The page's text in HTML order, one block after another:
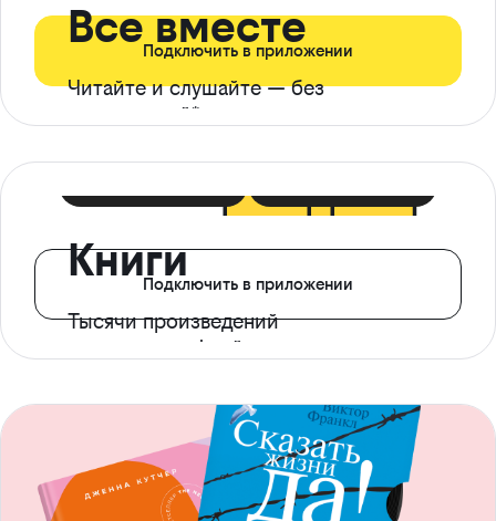
Все вместе
Читайте и слушайте — без
ограничений*
Подключить в приложении
Книги
Тысячи произведений
с доступом офлайн
Подключить в приложении